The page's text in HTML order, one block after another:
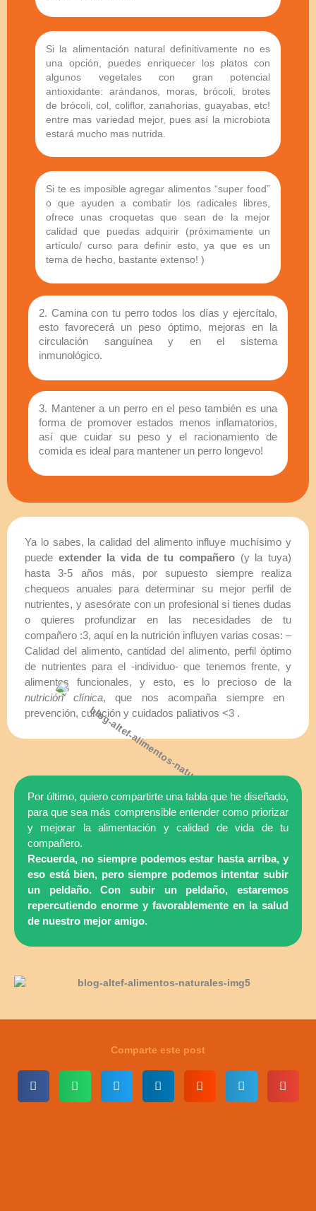
Si la alimentación natural definitivamente no es
una opción, puedes enriquecer los platos con
algunos vegetales con gran potencial
antioxidante: arándanos, moras, brócoli, brotes
de brócoli, col, coliflor, zanahorias, guayabas, etc!
entre mas variedad mejor, pues así la microbiota
estará mucho mas nutrida.
Si te es imposible agregar alimentos “super food”
o que ayuden a combatir los radicales libres,
ofrece unas croquetas que sean de la mejor
calidad que puedas adquirir (próximamente un
artículo/ curso para definir esto, ya que es un
tema de hecho, bastante extenso! )
2. Camina con tu perro todos los días y ejercítalo,
esto favorecerá un peso óptimo, mejoras en la
circulación sanguínea y en el sistema
inmunológico.
3. Mantener a un perro en el peso también es una
forma de promover estados menos inflamatorios,
así que cuidar su peso y el racionamiento de
comida es ideal para mantener un perro longevo!
Ya lo sabes, la calidad del alimento influye muchísimo y
puede extender la vida de tu compañero (y la tuya)
hasta 3-5 años más, por supuesto siempre realiza
chequeos anuales para determinar su mejor perfil de
nutrientes, y asesórate con un profesional si tienes dudas
o quieres profundizar en las necesidades de tu
compañero :3, aquí en la nutrición influyen varias cosas: –
Calidad del alimento, cantidad del alimento, perfil óptimo
de nutrientes para el -individuo- que tenemos frente, y
alimentos funcionales, y esto, es lo precioso de la
nutrición clínica, que nos acompaña siempre en
prevención, curación y cuidados paliativos <3 .
Por último, quiero compartirte una tabla que he diseñado,
para que sea más comprensible entender como priorizar
y mejorar la alimentación y calidad de vida de tu
compañero.
Recuerda, no siempre podemos estar hasta arriba, y
eso está bien, pero siempre podemos intentar subir
un peldaño. Con subir un peldaño, estaremos
repercutiendo enorme y favorablemente en la salud
de nuestro mejor amigo.
Comparte este post